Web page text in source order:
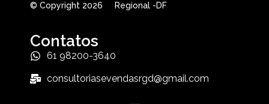
© Copyright 2026 Regional -DF
Contatos
61 98200-3640
consultoriasevendasrgd@gmail.com